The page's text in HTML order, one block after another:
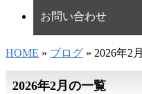
お問い合わせ
HOME » ブログ » 2026年2月
2026年2月の一覧